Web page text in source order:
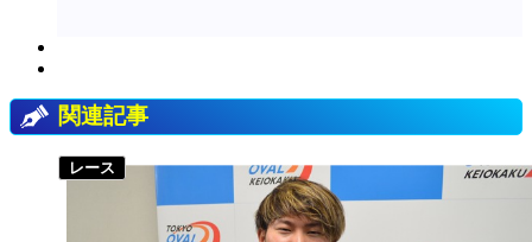
関連記事